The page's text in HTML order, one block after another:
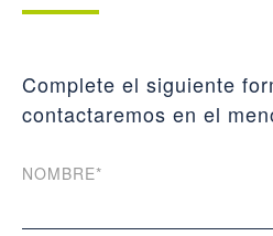
Complete el siguiente
contactaremos en el
NOMBRE*